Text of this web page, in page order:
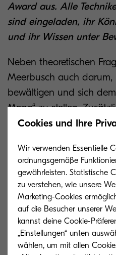
Award aus. Alle
sind eingeladen, ihr
und ihr Wissen unter
Neben theoretischen
Meerbusch auch
bewältigen und sich
Mann“ zu stellen.
Auszeichnung „Bestes
Die Gewinner werden
gegeben und können
Preise freuen. Der
Deutschlands“ nimmt
Europäischen Service
„Die rege Beteiligung
Cookies und Ihre
Wir verwenden Essentielle
ordnungsgemäße
gewährleisten. Statistische
zu verstehen, wie unsere
Marketing-Cookies
auf die Besucher unserer
kannst deine Cookie-
„Einstellungen“ unten
wählen, um mit allen